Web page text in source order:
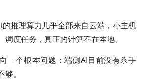
的推理算力几乎全部来自云端，小主机
调度任务，真正的计算不在本地。
一个根本问题：端侧AI目前没有杀手
够。